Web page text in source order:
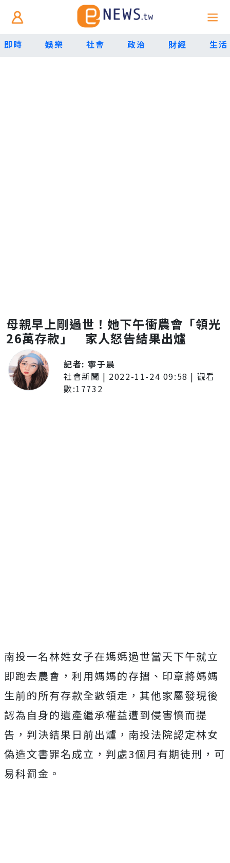
即時 娛樂 社會 政治 財經 生活
母親早上剛過世！她下午衝農會「領光
26萬存款」 家人怒告結果出爐
記者: 寧于晨
社會新聞 | 2022-11-24 09:58 | 觀看
數:17732
南投一名林姓女子在媽媽過世當天下午就立
即跑去農會，利用媽媽的存摺、印章將媽媽
生前的所有存款全數領走，其他家屬發現後
認為自身的遺產繼承權益遭到侵害憤而提
告，判決結果日前出爐，南投法院認定林女
偽造文書罪名成立，判處3個月有期徒刑，可
易科罰金。